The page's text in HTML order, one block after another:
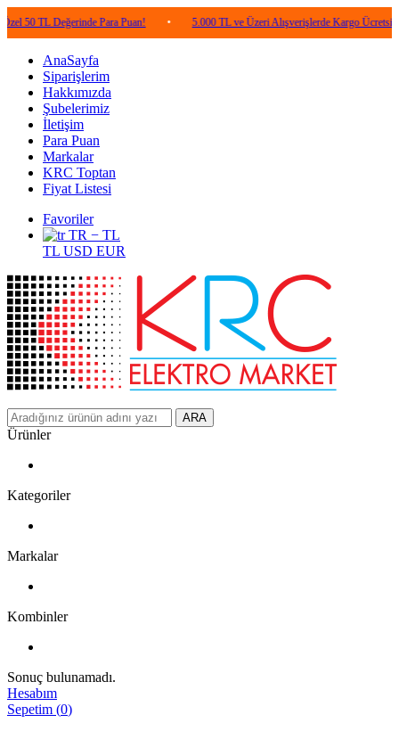
Değerinde Para Puan! • 5.000 TL ve Üzeri Alışverişlerde Kargo Ücretsiz! •
AnaSayfa
Siparişlerim
Hakkımızda
Şubelerimiz
İletişim
Para Puan
Markalar
KRC Toptan
Fiyat Listesi
Favoriler
TR − TL
TL USD EUR
ARA
Ürünler
Kategoriler
Markalar
Kombinler
Sonuç bulunamadı.
Hesabım
Sepetim (0)